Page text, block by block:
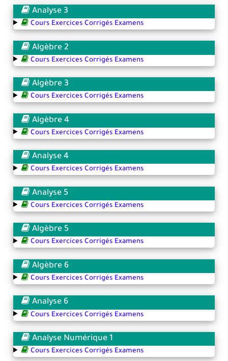
Analyse 3
Cours Exercices Corrigés Examens
Algèbre 2
Cours Exercices Corrigés Examens
Algèbre 3
Cours Exercices Corrigés Examens
Algèbre 4
Cours Exercices Corrigés Examens
Analyse 4
Cours Exercices Corrigés Examens
Analyse 5
Cours Exercices Corrigés Examens
Algèbre 5
Cours Exercices Corrigés Examens
Algèbre 6
Cours Exercices Corrigés Examens
Analyse 6
Cours Exercices Corrigés Examens
Analyse Numérique 1
Cours Exercices Corrigés Examens